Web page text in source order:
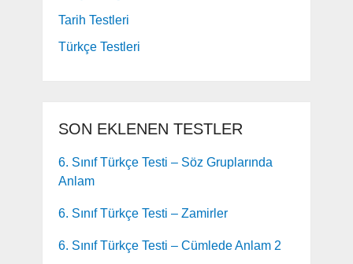
Tarih Testleri
Türkçe Testleri
SON EKLENEN TESTLER
6. Sınıf Türkçe Testi – Söz Gruplarında
Anlam
6. Sınıf Türkçe Testi – Zamirler
6. Sınıf Türkçe Testi – Cümlede Anlam 2